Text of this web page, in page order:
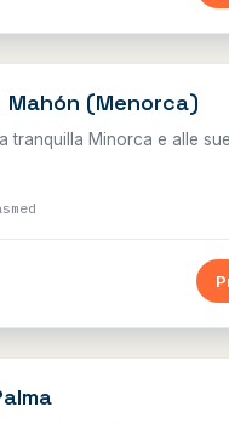
Mahón (Menorca)
tranquilla Minorca e alle